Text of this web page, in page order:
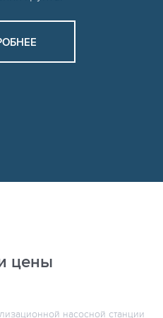
цены
насосной станции